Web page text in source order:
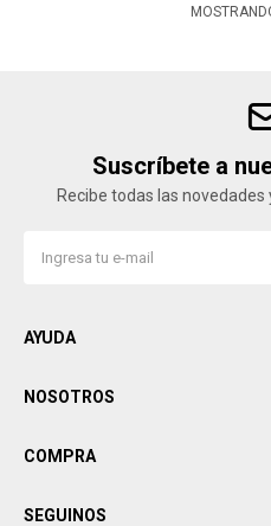
Suscríbete a
Recibe todas las
AYUDA
NOSOTROS
COMPRA
SEGUINOS